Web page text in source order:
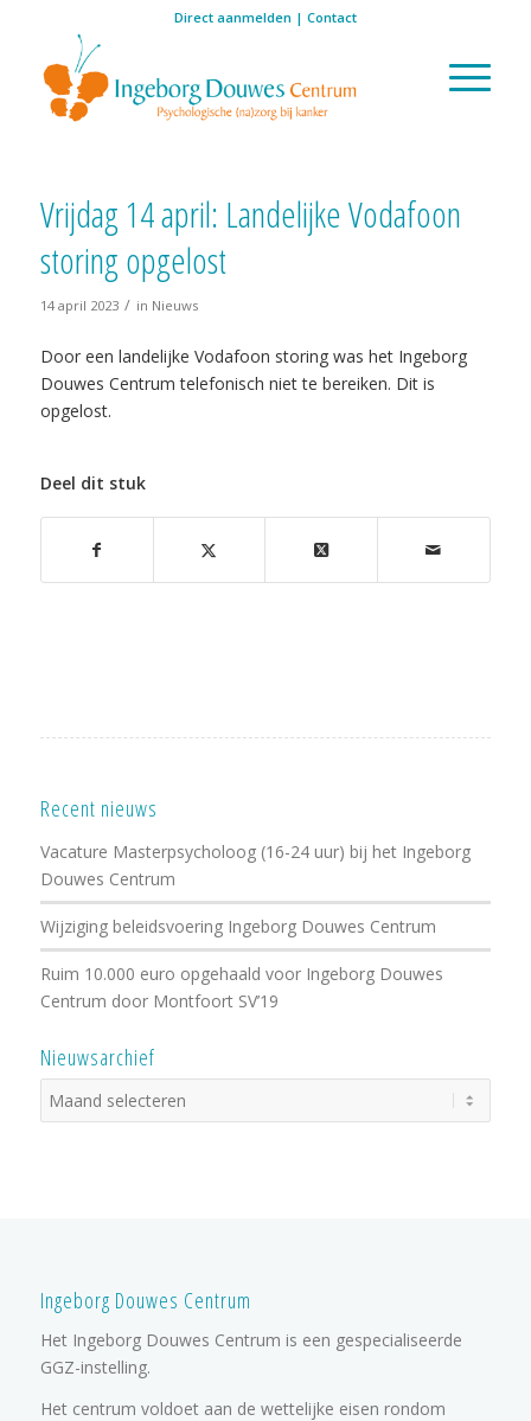
Direct aanmelden | Contact
Vrijdag 14 april: Landelijke Vodafoon
storing opgelost
14 april 2023 / in Nieuws
Door een landelijke Vodafoon storing was het Ingeborg
Douwes Centrum telefonisch niet te bereiken. Dit is
opgelost.
Deel dit stuk
Recent nieuws
Vacature Masterpsycholoog (16-24 uur) bij het Ingeborg
Douwes Centrum
Wijziging beleidsvoering Ingeborg Douwes Centrum
Ruim 10.000 euro opgehaald voor Ingeborg Douwes
Centrum door Montfoort SV’19
Nieuwsarchief
Ingeborg Douwes Centrum
Het Ingeborg Douwes Centrum is een gespecialiseerde
GGZ-instelling.
Het centrum voldoet aan de wettelijke eisen rondom